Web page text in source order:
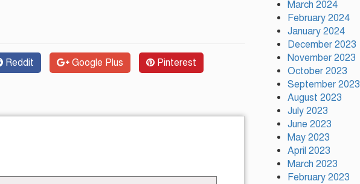
Reddit Google Plus Pinterest
March 2024
February 2024
January 2024
December 2023
November 2023
October 2023
September 2023
August 2023
July 2023
June 2023
May 2023
April 2023
March 2023
February 2023